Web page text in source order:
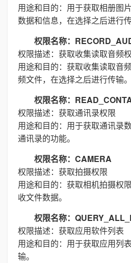
用途和目的：用于获取相册图
数据和信息，在选择之后进行传
权限名称：
权限描述：获取收集读取音频
用途和目的：获取收集读取音
频文件，在选择之后进行传输。
权限名称：
权限描述：获取通讯录权限
用途和目的：用于获取通讯录
通讯录的功能。
权限名称：CAMERA
权限描述：获取拍摄权限
用途和目的：获取相机拍摄权
收文件数据。
权限名称：
权限描述：获取应用软件列表
用途和目的：用于获取应用列
输。